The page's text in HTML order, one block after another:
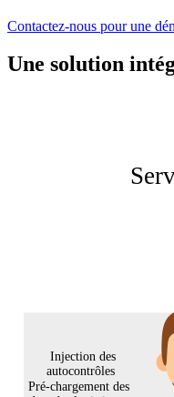
Contactez-nous pour une
Une solution